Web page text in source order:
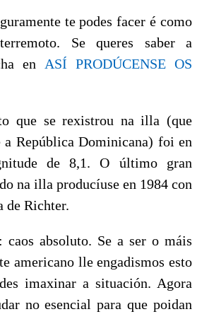
te podes facer é como
Se queres saber a
en ASÍ PRODÚCENSE OS
que se rexistrou na illa (que
República Dominicana) foi en
de 8,1. O último gran
na illa producíuse en 1984 con
de Richter.
caos absoluto. Se a ser o máis
americano lle engadismos esto
imaxinar a situación. Agora
no esencial para que poidan